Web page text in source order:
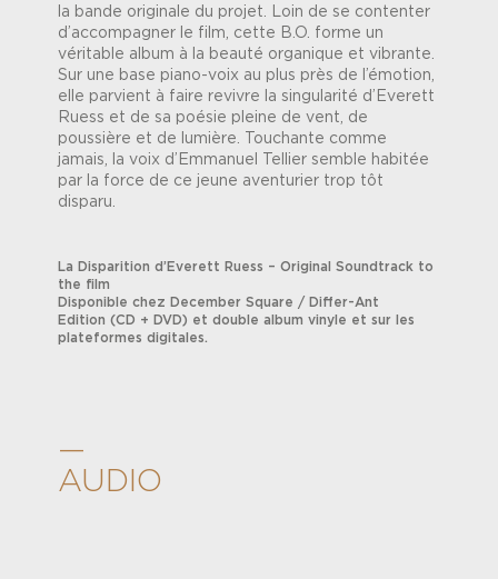
la bande originale du projet. Loin de se contenter
d’accompagner le film, cette B.O. forme un
véritable album à la beauté organique et vibrante.
Sur une base piano-voix au plus près de l’émotion,
elle parvient à faire revivre la singularité d’Everett
Ruess et de sa poésie pleine de vent, de
poussière et de lumière. Touchante comme
jamais, la voix d’Emmanuel Tellier semble habitée
par la force de ce jeune aventurier trop tôt
disparu.
La Disparition d’Everett Ruess – Original Soundtrack to
the film
Disponible chez December Square / Differ-Ant
Edition (CD + DVD) et double album vinyle et sur les
plateformes digitales.
—
AUDIO